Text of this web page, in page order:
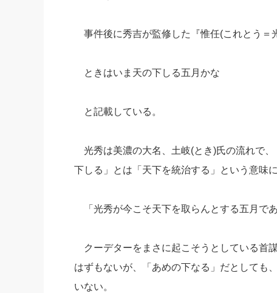
事件後に秀吉が監修した『惟任(これとう＝
ときはいま天の下しる五月かな
と記載している。
光秀は美濃の大名、土岐(とき)氏の流れで
下しる」とは「天下を統治する」という意味に
「光秀が今こそ天下を取らんとする五月で
クーデターをまさに起こそうとしている首
はずもないが、「あめの下なる」だとしても
いない。